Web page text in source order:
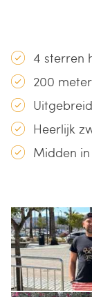
4 sterren
200
Heerlijk
Midden